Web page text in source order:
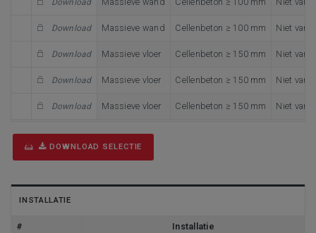
Download Massieve wand Cellenbeton ≥ 100 mm Niet van
Download Massieve vloer Cellenbeton ≥ 150 mm Niet van
Download Massieve vloer Cellenbeton ≥ 150 mm Niet van
Download Massieve vloer Cellenbeton ≥ 150 mm Niet van
DOWNLOAD SELECTIE
INSTALLATIE
# Installatie